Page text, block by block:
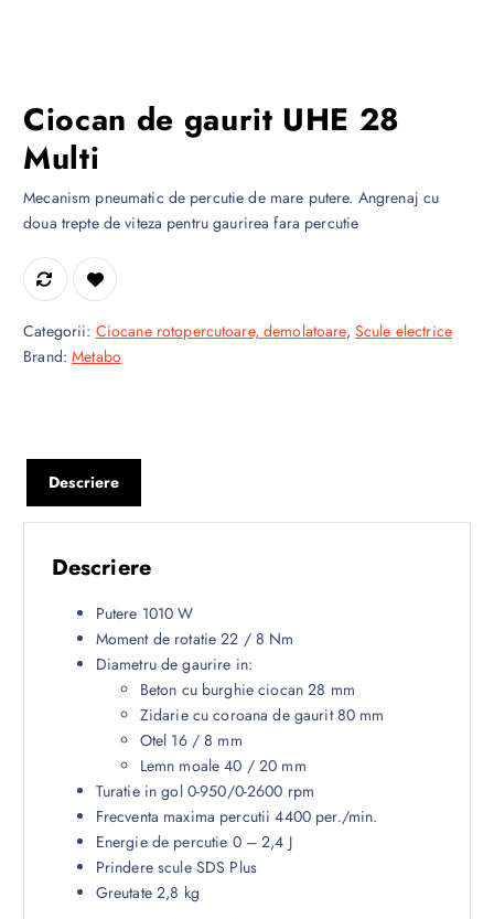
Ciocan de gaurit UHE 28
Multi
Mecanism pneumatic de percutie de mare putere. Angrenaj cu
doua trepte de viteza pentru gaurirea fara percutie
Categorii: Ciocane rotopercutoare, demolatoare, Scule electrice
Brand:Metabo
Descriere
Descriere
Putere 1010 W
Moment de rotatie 22 / 8 Nm
Diametru de gaurire in:
Beton cu burghie ciocan 28 mm
Zidarie cu coroana de gaurit 80 mm
Otel 16 / 8 mm
Lemn moale 40 / 20 mm
Turatie in gol 0-950/0-2600 rpm
Frecventa maxima percutii 4400 per./min.
Energie de percutie 0 – 2,4 J
Prindere scule SDS Plus
Greutate 2,8 kg